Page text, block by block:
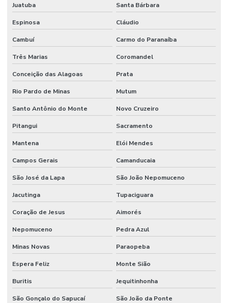
Juatuba Santa Bárbara
Espinosa Cláudio
Cambuí Carmo do Paranaíba
Três Marias Coromandel
Conceição das Alagoas Prata
Rio Pardo de Minas Mutum
Santo Antônio do Monte Novo Cruzeiro
Pitangui Sacramento
Mantena Elói Mendes
Campos Gerais Camanducaia
São José da Lapa São João Nepomuceno
Jacutinga Tupaciguara
Coração de Jesus Aimorés
Nepomuceno Pedra Azul
Minas Novas Paraopeba
Espera Feliz Monte Sião
Buritis Jequitinhonha
São Gonçalo do Sapucaí São João da Ponte